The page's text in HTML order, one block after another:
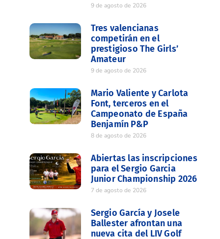
9 de agosto de 2026
Tres valencianas
competirán en el
prestigioso The Girls’
Amateur
9 de agosto de 2026
Mario Valiente y Carlota
Font, terceros en el
Campeonato de España
Benjamín P&P
8 de agosto de 2026
Abiertas las inscripciones
para el Sergio Garcia
Junior Championship 2026
7 de agosto de 2026
Sergio García y Josele
Ballester afrontan una
nueva cita del LIV Golf